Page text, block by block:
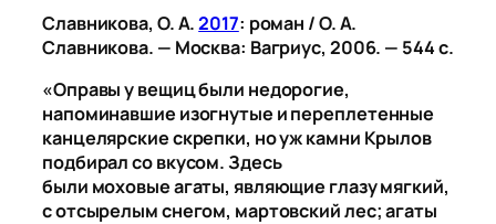
Славникова, О. А.2017: роман / О. А.
Славникова. — Москва: Вагриус, 2006. — 544 с.
«Оправы у вещиц были недорогие,
напоминавшие изогнутые и переплетенные
канцелярские скрепки, но уж камни Крылов
подбирал со вкусом. Здесь
были моховые агаты, являющие глазу мягкий,
с отсырелым снегом, мартовский лес; агаты